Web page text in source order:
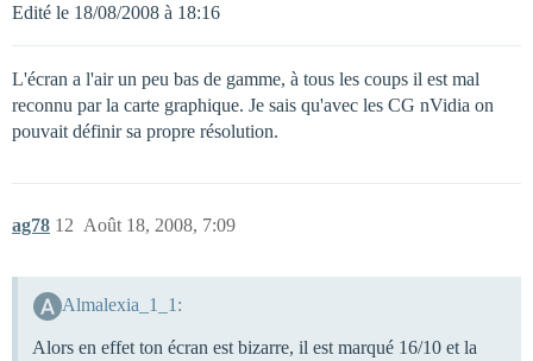
Edité le 18/08/2008 à 18:16
L'écran a l'air un peu bas de gamme, à tous les coups il est mal
reconnu par la carte graphique. Je sais qu'avec les CG nVidia on
pouvait définir sa propre résolution.
ag78 Août 18, 2008, 7:09
12
Almalexia_1_1:
Alors en effet ton écran est bizarre, il est marqué 16/10 et la